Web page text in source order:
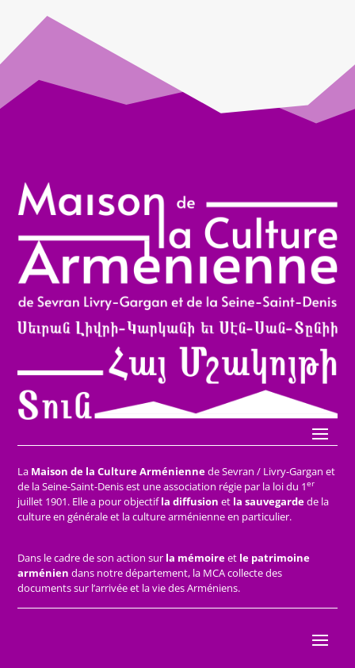
La Maison de la Culture Arméniennede Sevran / Livry-Gargan et
de la Seine-Saint-Denis est une association régie par la loi du 1er
juillet 1901. Elle a pour objectifla diffusion et la sauvegardede la
culture en générale et la culture arménienne en particulier.
Dans le cadre de son action sur la mémoireet le patrimoine
arménien dans notre département, la MCA collecte des
documents sur l’arrivée et la vie des Arméniens.